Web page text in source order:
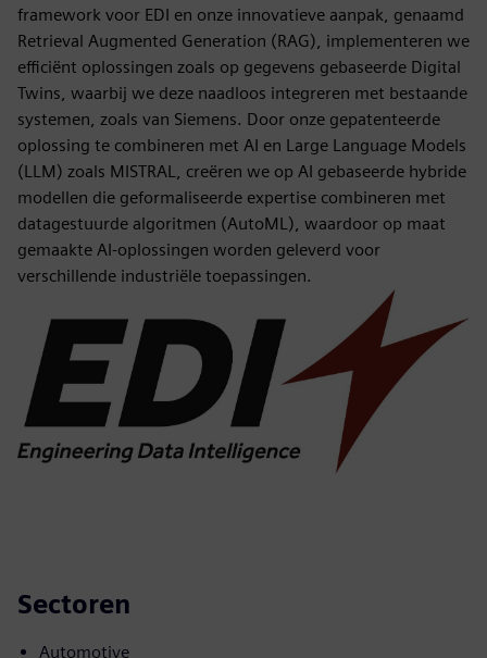
framework voor EDI en onze innovatieve aanpak, genaamd
Retrieval Augmented Generation (RAG), implementeren we
efficiënt oplossingen zoals op gegevens gebaseerde Digital
Twins, waarbij we deze naadloos integreren met bestaande
systemen, zoals van Siemens. Door onze gepatenteerde
oplossing te combineren met AI en Large Language Models
(LLM) zoals MISTRAL, creëren we op AI gebaseerde hybride
modellen die geformaliseerde expertise combineren met
datagestuurde algoritmen (AutoML), waardoor op maat
gemaakte AI-oplossingen worden geleverd voor
verschillende industriële toepassingen.
Sectoren
Automotive